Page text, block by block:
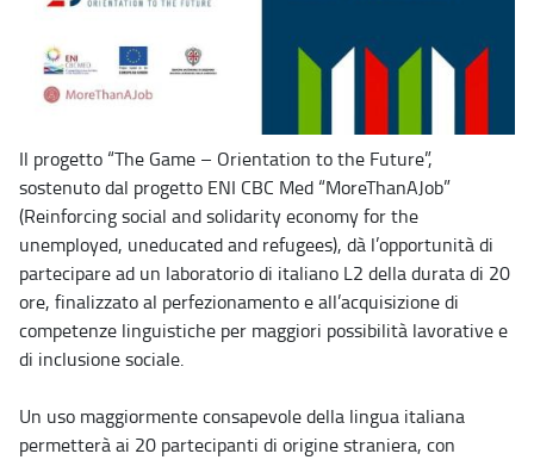
Il progetto “The Game – Orientation to the Future”,
sostenuto dal progetto ENI CBC Med “MoreThanAJob”
(Reinforcing social and solidarity economy for the
unemployed, uneducated and refugees), dà l’opportunità di
partecipare ad un laboratorio di italiano L2 della durata di 20
ore, finalizzato al perfezionamento e all’acquisizione di
competenze linguistiche per maggiori possibilità lavorative e
di inclusione sociale.
Un uso maggiormente consapevole della lingua italiana
permetterà ai 20 partecipanti di origine straniera, con